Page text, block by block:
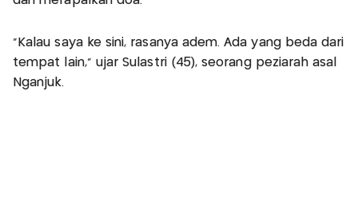
“Kalau saya ke sini, rasanya adem. Ada yang beda dari
tempat lain,” ujar Sulastri (45), seorang peziarah asal
Nganjuk.